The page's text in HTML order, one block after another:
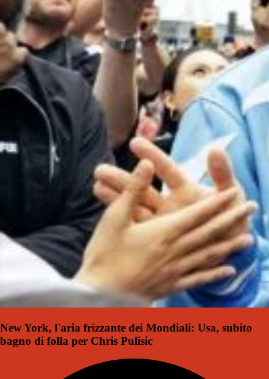
New York, l'aria frizzante dei Mondiali: Usa, subito
bagno di folla per Chris Pulisic